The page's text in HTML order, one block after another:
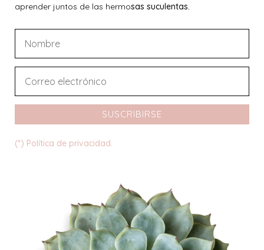
aprender juntos de las hermosas suculentas.
SUSCRIBIRSE
(*) Política de privacidad.